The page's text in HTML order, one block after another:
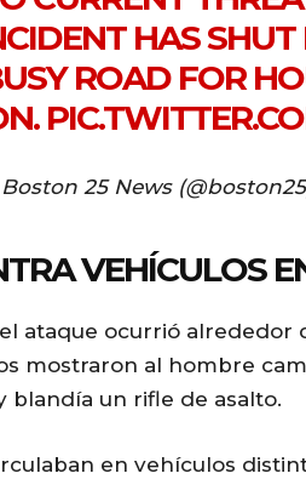
HAS
ROAD FOR
25 News
VEHÍCULOS
ataque ocurrió alrededor
mostraron al hombre
blandía un rifle de asalto.
en vehículos